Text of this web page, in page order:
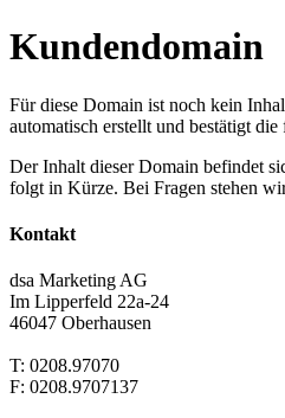
Kundendomain
Für diese Domain ist noch kein
automatisch erstellt und bestätigt
Der Inhalt dieser Domain befindet
folgt in Kürze. Bei Fragen stehen
Kontakt
dsa Marketing AG
Im Lipperfeld 22a-24
46047 Oberhausen
T: 0208.97070
F: 0208.9707137